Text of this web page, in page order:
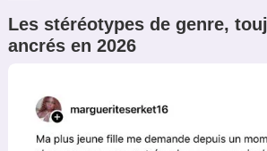
Les stéréotypes de genre,
ancrés en 2026